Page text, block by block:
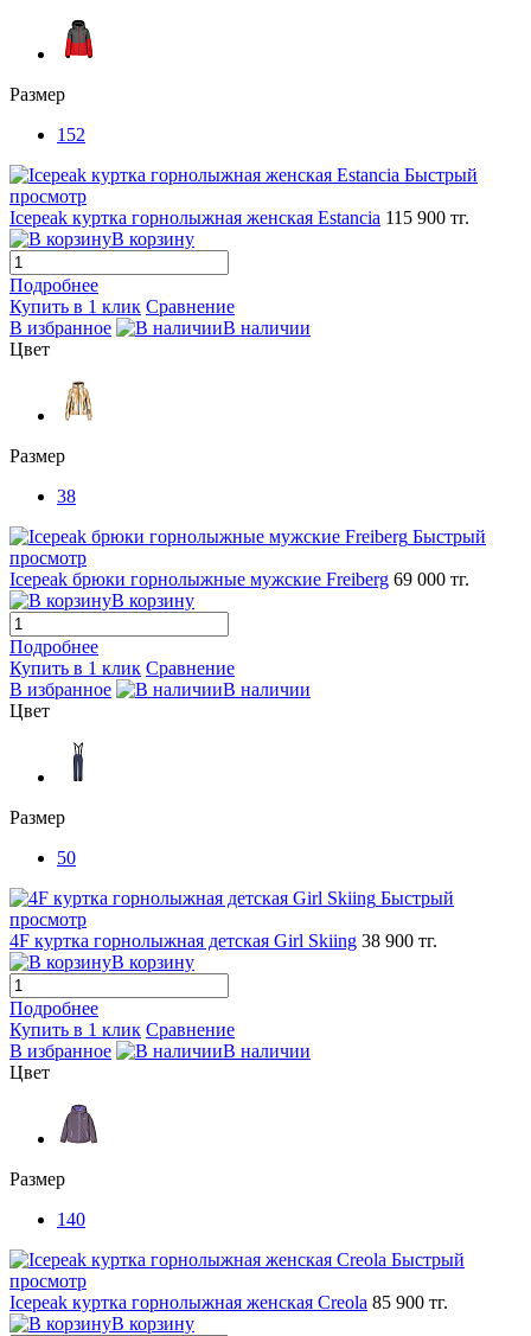
Размер
152
Быстрый
просмотр
Icepeak куртка горнолыжная женская Estancia 115 900 тг.
В корзину
Подробнее
Купить в 1 клик Сравнение
В избранное
В наличии
Цвет
Размер
38
Быстрый
просмотр
Icepeak брюки горнолыжные мужские Freiberg 69 000 тг.
В корзину
Подробнее
Купить в 1 клик Сравнение
В избранное
В наличии
Цвет
Размер
50
Быстрый
просмотр
4F куртка горнолыжная детская Girl Skiing 38 900 тг.
В корзину
Подробнее
Купить в 1 клик Сравнение
В избранное
В наличии
Цвет
Размер
140
Быстрый
просмотр
Icepeak куртка горнолыжная женская Creola 85 900 тг.
В корзину